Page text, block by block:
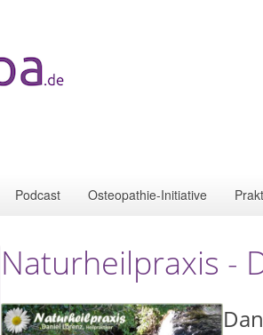
Podcast Osteopathie-Initiative
Naturheilpraxis -